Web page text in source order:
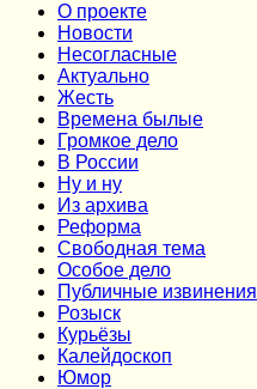
О проекте
Новости
Несогласные
Актуально
Жесть
Времена былые
Громкое дело
В России
Ну и ну
Из архива
Реформа
Cвободная тема
Особое дело
Публичные извинения
Розыск
Курьёзы
Калейдоскоп
Юмор